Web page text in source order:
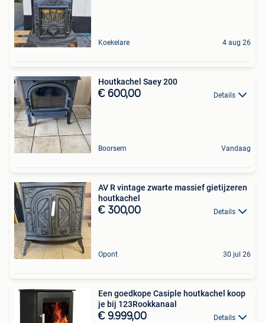
Koekelare 4 aug 26
Houtkachel Saey 200
€ 600,00 Details
Boorsem Vandaag
AV R vintage zwarte massief gietijzeren
houtkachel
€ 300,00 Details
Opont 30 jul 26
Een goedkope Casiple houtkachel koop
je bij 123Rookkanaal
€ 9.999,00 Details